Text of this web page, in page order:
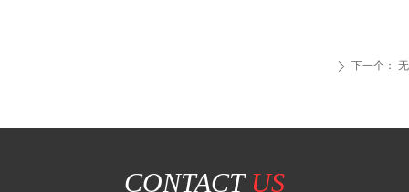
ꄲ 下一个： 无
CONTACT US